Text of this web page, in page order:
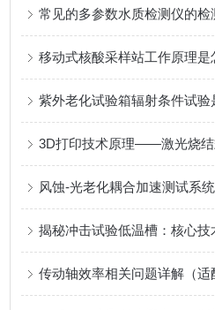
常见的多参数水质检测仪的检
移动式核酸采样站工作原理是
紫外老化试验箱辐射条件试验
3D打印技术原理——激光烧结
揭秘冲击试验低温槽：核心技
传动轴效率相关问题详解（适